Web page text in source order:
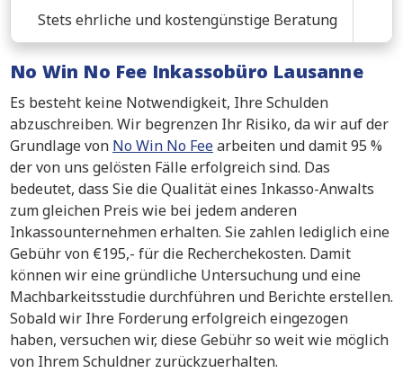
Stets ehrliche und kostengünstige Beratung
No Win No Fee Inkassobüro Lausanne
Es besteht keine Notwendigkeit, Ihre Schulden
abzuschreiben. Wir begrenzen Ihr Risiko, da wir auf der
Grundlage von No Win No Feearbeiten und damit 95 %
der von uns gelösten Fälle erfolgreich sind. Das
bedeutet, dass Sie die Qualität eines Inkasso-Anwalts
zum gleichen Preis wie bei jedem anderen
Inkassounternehmen erhalten. Sie zahlen lediglich eine
Gebühr von €195,- für die Recherchekosten. Damit
können wir eine gründliche Untersuchung und eine
Machbarkeitsstudie durchführen und Berichte erstellen.
Sobald wir Ihre Forderung erfolgreich eingezogen
haben, versuchen wir, diese Gebühr so weit wie möglich
von Ihrem Schuldner zurückzuerhalten.